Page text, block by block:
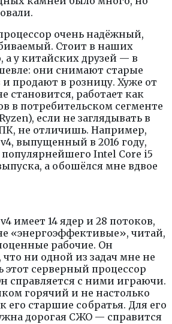
очень надёжный,
Стоит в наших
а у китайских друзей — в
они снимают старые
продают в розницу. Хуже от
становится, работает как
в потребительском сегменте
если не заглядывать в
не отличишь. Например,
выпущенный в 2016 году,
Intel Core i5
а обошёлся мне вдвое
имеет 14 ядер и 28 потоков,
«энергоэффективые», читай,
рабочие. Он
ни одной из задач мне не
этот серверный процессор
справляется с ними играючи.
горячий и не настолько
старшие собратья. Для его
дорогая СЖО — справится